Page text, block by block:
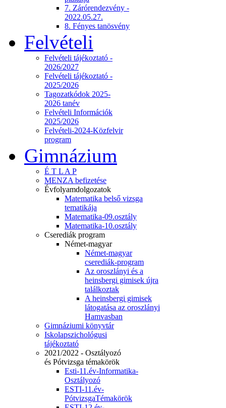
7. Zárórendezvény -
2022.05.27.
8. Fényes tanösvény
Felvételi
Felvételi tájékoztató -
2026/2027
Felvételi tájékoztató -
2025/2026
Tagozatkódok 2025-
2026 tanév
Felvételi Információk
2025/2026
Felvételi-2024-Közfelvir
program
Gimnázium
É T L A P
MENZA befizetése
Évfolyamdolgozatok
Matematika belső vizsga
tematikája
Matematika-09.osztály
Matematika-10.osztály
Cserediák program
Német-magyar
Német-magyar
cserediák-program
Az oroszlányi és a
heinsbergi gimisek újra
találkoztak
A heinsbergi gimisek
látogatása az oroszlányi
Hamvasban
Gimnáziumi könyvtár
Iskolapszichológusi
tájékoztató
2021/2022 - Osztályozó
és Pótvizsga témakörök
Esti-11.év-Informatika-
Osztályozó
ESTI-11.év-
PótvizsgaTémakörök